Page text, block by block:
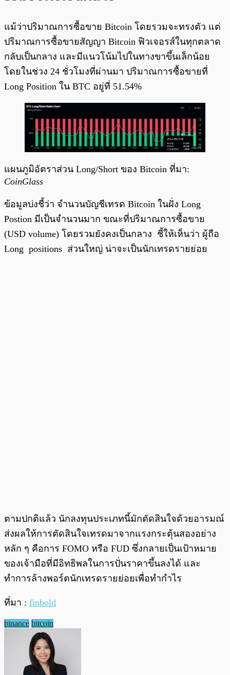
แม้ว่าปริมาณการซื้อขาย Bitcoin โดยรวมจะทรงตัว แต่
ปริมาณการซื้อขายสัญญา Bitcoin ฟิวเจอรส์ในทุกตลาด
กลับเป็นกลาง และมีแนวโน้มไปในทางขาขึ้นเล็กน้อย
โดยในช่วง 24 ชั่วโมงที่ผ่านมา ปริมาณการซื้อขายที่
Long Position ใน BTC อยู่ที่ 51.54%
แผนภูมิอัตราส่วน Long/Short ของ Bitcoin ที่มา:
CoinGlass
ข้อมูลบ่งชี้ว่า จำนวนบัญชีเทรด Bitcoin ในฝั่ง Long
Postion มีเป็นจำนวนมาก ขณะที่ปริมาณการซื้อขาย
(USD volume) โดยรวมยังคงเป็นกลาง ชี้ให้เห็นว่า ผู้ถือ
Long positions ส่วนใหญ่ น่าจะเป็นนักเทรดรายย่อย
ตามปกติแล้ว นักลงทุนประเภทนี้มักตัดสินใจด้วยอารมณ์
ส่งผลให้การตัดสินใจเทรดมาจากแรงกระตุ้นสองอย่าง
หลัก ๆ คือการ FOMO หรือ FUD ซึ่งกลายเป็นเป้าหมาย
ของเจ้ามือที่มีอิทธิพลในการปั่นราคาขึ้นลงได้ และ
ทำการล้างพอร์ตนักเทรดรายย่อยเพื่อทำกำไร
ที่มา : finbold
binance bitcoin